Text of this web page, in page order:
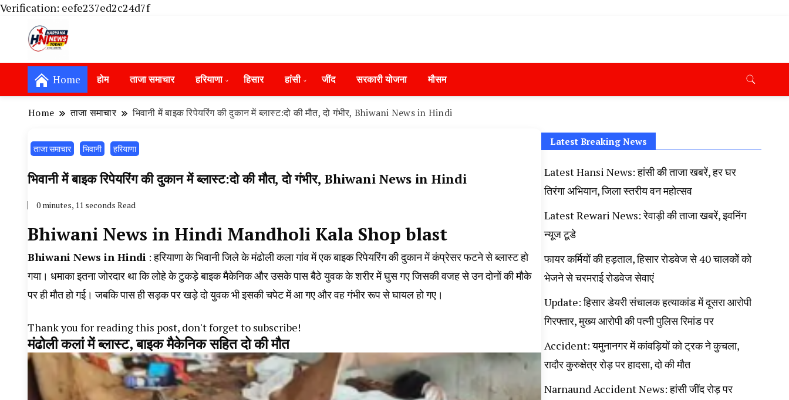
Verification: eefe237ed2c24d7f
Hansi News Today, Hisar Crime News Today, Narnaund News Live, Hansi News Live, Haryana ki Taaja Khabar, Haryana Crime News Today, Weather
Update in Haryana, Weather Alert in Haryana, Rain Alert in Haryana, Haryana Police Action, Haryana Porotet Update, Haryana Police Fir, Haryana
Portet Update News, Student Portest News, Kisan Protest News, AHN News, Abtak Haryana News,
Home होम ताजा समाचार हरियाणा हिसार हांसी ‌जींद सरकारी योजना मौसम
Home ताजा समाचार भिवानी में बाइक रिपेयरिंग की दुकान में ब्लास्ट:दो की मौत, दो गंभीर, Bhiwani News in Hindi
ताजा समाचार भिवानी हरियाणा
भिवानी में बाइक रिपेयरिंग की दुकान में ब्लास्ट:दो की मौत, दो गंभीर, Bhiwani News in Hindi
0 minutes, 11 seconds Read
Bhiwani News in Hindi Mandholi Kala Shop blast
Bhiwani News in Hindi : हरियाणा के भिवानी जिले के मंढोली कला गांव में एक बाइक रिपेयरिंग की दुकान में कंप्रेसर फटने से ब्लास्ट हो
गया। धमाका इतना जोरदार था कि लोहे के टुकड़े बाइक मैकेनिक और उसके पास बैठे युवक के शरीर में घुस गए जिसकी वजह से उन दोनों की मौके
पर ही मौत हो गई। जबकि पास ही सड़क पर खड़े दो युवक भी इसकी चपेट में आ गए और वह गंभीर रूप से घायल हो गए।
Thank you for reading this post, don't forget to subscribe!
मंढोली कलां में ब्लास्ट, बाइक मैकेनिक सहित दो की मौत
Latest Breaking News
Latest Hansi News: हांसी की ताजा खबरें, हर घर
तिरंगा अभियान, जिला स्तरीय वन महोत्सव
Latest Rewari News: रेवाड़ी की ताजा खबरें, इवनिंग
न्यूज टूडे
फायर कर्मियों की हड़ताल, हिसार रोडवेज से 40 चालकोें को
भेजने से चरमराई रोडवेज सेवाएं
Update: हिसार डेयरी संचालक हत्याकांड में दूसरा आरोपी
गिरफ्तार, मुख्य आरोपी की पत्नी पुलिस रिमांड पर
Accident: यमुनानगर में कांवड़ियों को ट्रक ने कुचला,
रादौर कुरुक्षेत्र रोड़ पर हादसा, दो की मौत
Narnaund Accident News: हांसी जींद रोड़ पर